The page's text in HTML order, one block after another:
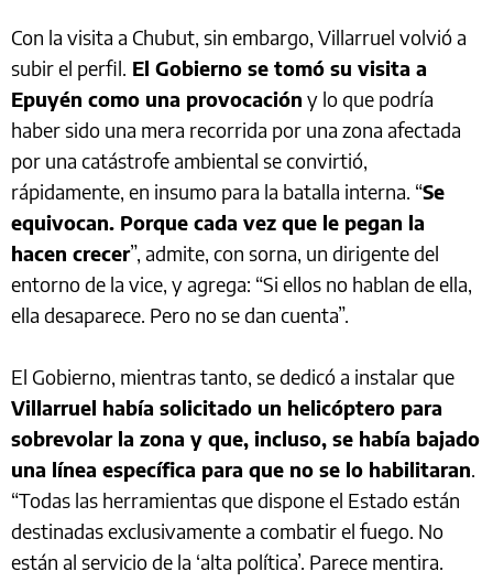
Con la visita a Chubut, sin embargo, Villarruel volvió a
subir el perfil. El Gobierno se tomó su visita a
Epuyén como una provocación y lo que podría
haber sido una mera recorrida por una zona afectada
por una catástrofe ambiental se convirtió,
rápidamente, en insumo para la batalla interna. “Se
equivocan. Porque cada vez que le pegan la
hacen crecer”, admite, con sorna, un dirigente del
entorno de la vice, y agrega: “Si ellos no hablan de ella,
ella desaparece. Pero no se dan cuenta”.
El Gobierno, mientras tanto, se dedicó a instalar que
Villarruel había solicitado un helicóptero para
sobrevolar la zona y que, incluso, se había bajado
una línea específica para que no se lo habilitaran.
“Todas las herramientas que dispone el Estado están
destinadas exclusivamente a combatir el fuego. No
están al servicio de la ‘alta política’. Parece mentira.